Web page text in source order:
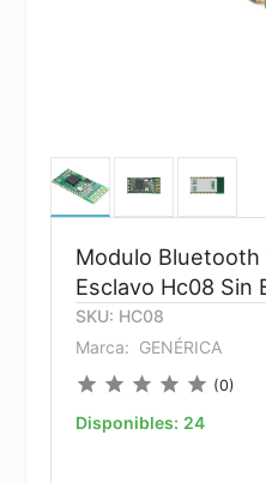
Modulo Bluetooth
Esclavo Hc08 Sin
SKU: HC08
Marca: GENÉRICA
star star star star star (0)
Disponibles: 24